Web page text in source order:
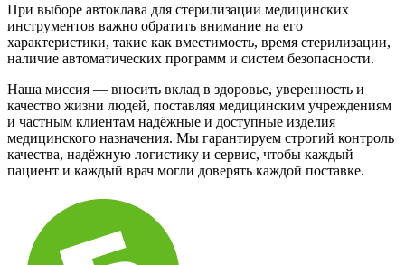
При выборе автоклава для стерилизации медицинских
инструментов важно обратить внимание на его
характеристики, такие как вместимость, время стерилизации,
наличие автоматических программ и систем безопасности.
Наша миссия — вносить вклад в здоровье, уверенность и
качество жизни людей, поставляя медицинским учреждениям
и частным клиентам надёжные и доступные изделия
медицинского назначения. Мы гарантируем строгий контроль
качества, надёжную логистику и сервис, чтобы каждый
пациент и каждый врач могли доверять каждой поставке.